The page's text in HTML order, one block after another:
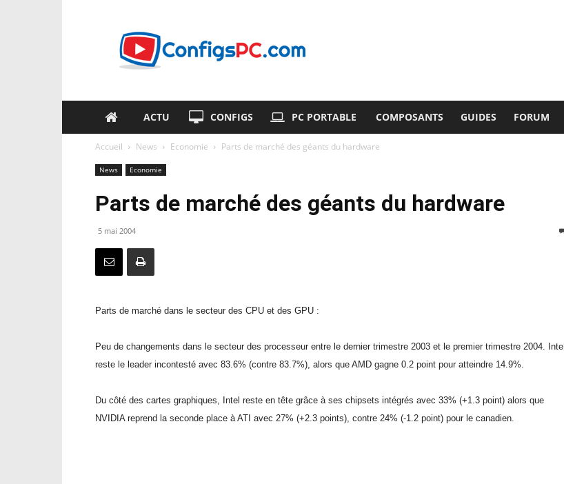
ACTU CONFIGS PC PORTABLE COMPOSANTS GUIDES FORUM
Accueil News Economie Parts de marché des géants du hardware
News Economie
Parts de marché des géants du hardware
5 mai 2004
Parts de marché dans le secteur des CPU et des GPU :
Peu de changements dans le secteur des processeur entre le dernier trimestre 2003 et le premier trimestre 2004. Intel
reste le leader incontesté avec 83.6% (contre 83.7%), alors que AMD gagne 0.2 point pour atteindre 14.9%.
Du côté des cartes graphiques, Intel reste en tête grâce à ses chipsets intégrés avec 33% (+1.3 point) alors que
NVIDIA reprend la seconde place à ATI avec 27% (+2.3 points), contre 24% (-1.2 point) pour le canadien.